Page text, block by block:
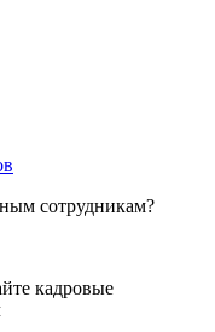
сотрудникам?
кадровые